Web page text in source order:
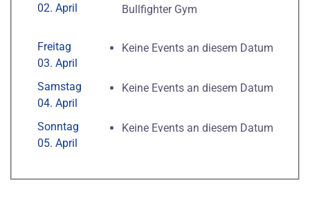
02. April
Bullfighter Gym
Freitag
03. April
Keine Events an diesem Datum
Samstag
04. April
Keine Events an diesem Datum
Sonntag
05. April
Keine Events an diesem Datum